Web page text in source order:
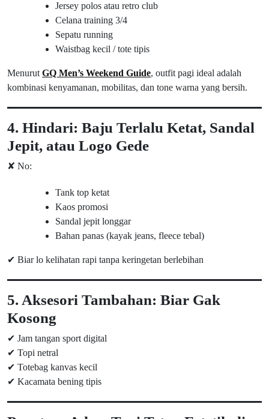
Jersey polos atau retro club
Celana training 3/4
Sepatu running
Waistbag kecil / tote tipis
Menurut GQ Men’s Weekend Guide, outfit pagi ideal adalah
kombinasi kenyamanan, mobilitas, dan tone warna yang bersih.
4. Hindari: Baju Terlalu Ketat, Sandal
Jepit, atau Logo Gede
✘ No:
Tank top ketat
Kaos promosi
Sandal jepit longgar
Bahan panas (kayak jeans, fleece tebal)
✔ Biar lo kelihatan rapi tanpa keringetan berlebihan
5. Aksesori Tambahan: Biar Gak
Kosong
✔ Jam tangan sport digital
✔ Topi netral
✔ Totebag kanvas kecil
✔ Kacamata bening tipis